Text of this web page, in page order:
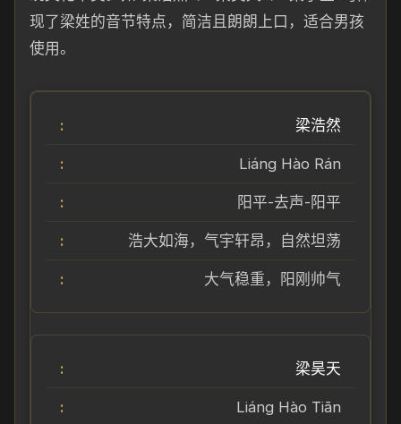
现了梁姓的音节特点，简洁且朗朗上口，适合男孩
使用。
梁浩然
Liáng Hào Rán
阳平-去声-阳平
浩大如海，气宇轩昂，自然坦荡
大气稳重，阳刚帅气
梁昊天
Liáng Hào Tiān